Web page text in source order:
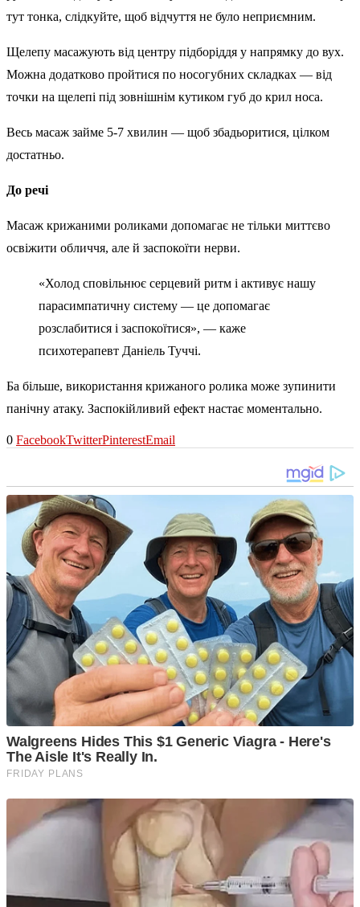
тут тонка, слідкуйте, щоб відчуття не було неприємним.
Щелепу масажують від центру підборіддя у напрямку до вух.
Можна додатково пройтися по носогубних складках — від
точки на щелепі під зовнішнім кутиком губ до крил носа.
Весь масаж займе 5-7 хвилин — щоб збадьоритися, цілком
достатньо.
До речі
Масаж крижаними роликами допомагає не тільки миттєво
освіжити обличчя, але й заспокоїти нерви.
«Холод сповільнює серцевий ритм і активує нашу
парасимпатичну систему — це допомагає
розслабитися і заспокоїтися», — каже
психотерапевт Даніель Туччі.
Ба більше, використання крижаного ролика може зупинити
панічну атаку. Заспокійливий ефект настає моментально.
0 FacebookTwitterPinterestEmail